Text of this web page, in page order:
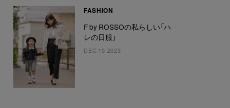
FASHION
F by ROSSOの私らしい「ハ
レの日服」
DEC 15,2023